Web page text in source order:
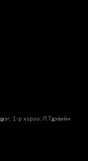
1-р хороо, ​Л.Түдэвийн